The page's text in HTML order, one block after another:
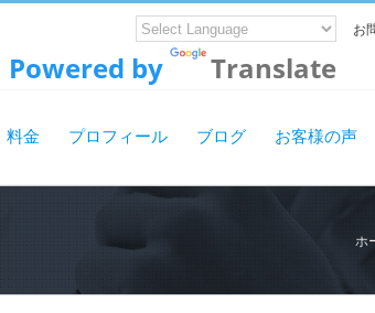
お
Powered by Translate
料金 プロフィール ブログ お客様の声
ホ